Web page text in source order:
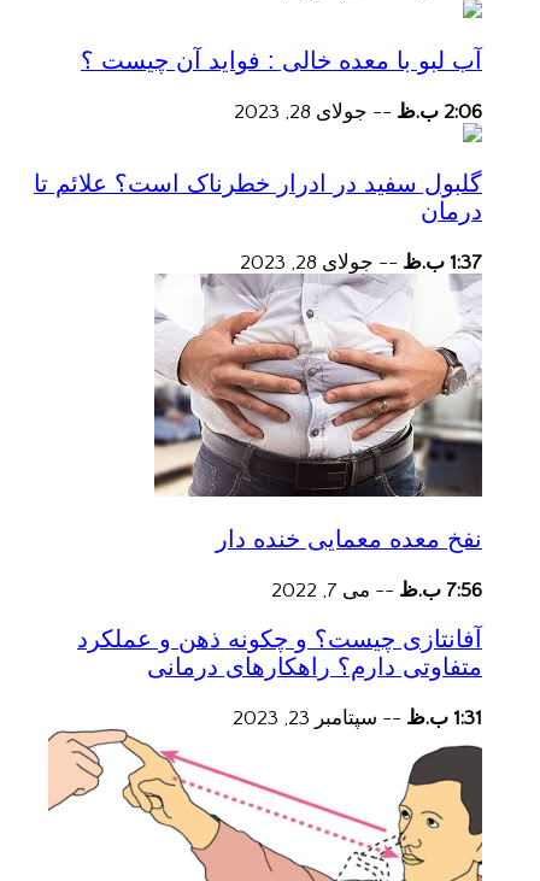
آب لبو با معده خالی : فواید آن چیست ؟
2:06 ب.ظ -- جولای 28, 2023
گلبول سفید در ادرار خطرناک است؟ علائم تا
درمان
1:37 ب.ظ -- جولای 28, 2023
نفخ معده معمایی خنده دار
7:56 ب.ظ -- می 7, 2022
آفانتازی چیست؟ و چکونه ذهن و عملکرد
متفاوتی دارم؟ راهکارهای درمانی
1:31 ب.ظ -- سپتامبر 23, 2023